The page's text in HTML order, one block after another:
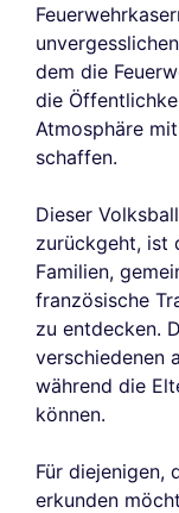
dem die
die
Atmosphäre
schaffen.
Dieser
zurückgeht, ist
Familien,
französische
zu entdecken.
verschiedenen
während die
können.
Für diejenigen,
erkunden